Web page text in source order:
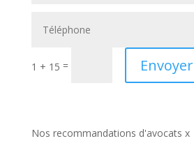
1 + 15 = Envoyer
Nos recommandations d'avocats x